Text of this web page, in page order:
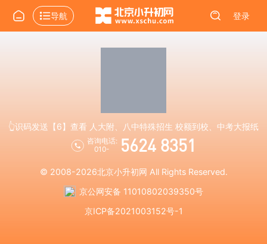
导航 登录
👆识码发送【6】查看 人大附、八中特殊招生 校额到校、中考大报纸
咨询电话:
010-
5624 8351
© 2008-2026北京小升初网 All Rights Reserved.
京公网安备 11010802039350号
京ICP备2021003152号-1